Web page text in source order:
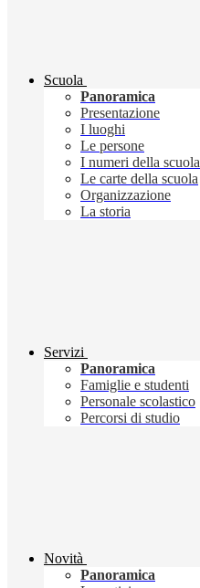
Scuola
Panoramica
Presentazione
I luoghi
Le persone
I numeri della scuola
Le carte della scuola
Organizzazione
La storia
Servizi
Panoramica
Famiglie e studenti
Personale scolastico
Percorsi di studio
Novità
Panoramica